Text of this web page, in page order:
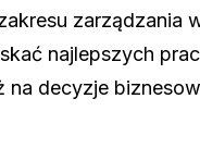
zarządzania
najlepszych
na decyzje